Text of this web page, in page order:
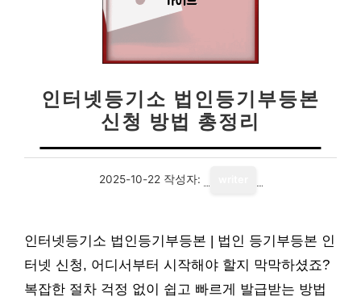
인터넷등기소 법인등기부등본
신청 방법 총정리
2025-10-22 작성자:
인터넷등기소 법인등기부등본 | 법인 등기부등본 인
터넷 신청, 어디서부터 시작해야 할지 막막하셨죠?
복잡한 절차 걱정 없이 쉽고 빠르게 발급받는 방법